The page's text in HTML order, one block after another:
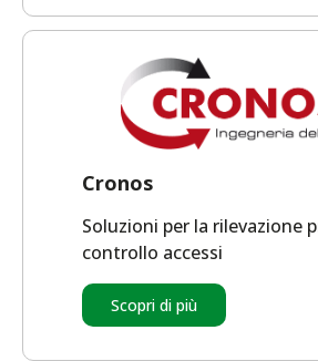
Cronos
Soluzioni per la rilevazione
controllo accessi
Scopri di più